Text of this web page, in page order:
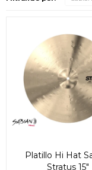
Platillo Hi Hat
Stratus 15"